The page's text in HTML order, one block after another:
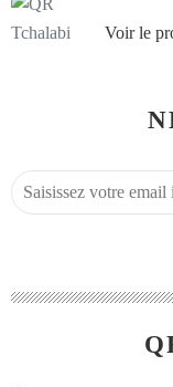
Voir le